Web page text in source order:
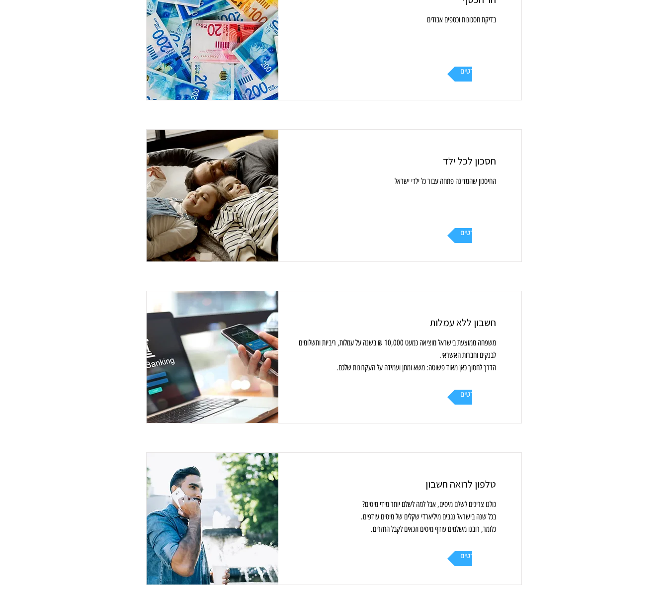
בדיקת חסכונות וכספים אבודים
עוד פרטים
חסכון לכל ילד
החיסכון שהמדינה פתחה עבור כל ילדי ישראל
עוד פרטים
חשבון ללא עמלות
משפחה ממוצעת בישראל מוציאה כמעט 10,000 ₪ בשנה על עמלות, ריביות ותשלומים
לבנקים וחברות האשראי.
הדרך לחסוך כאן מאוד פשוטה: משא ומתן ועמידה על העקרונות שלכם.
עוד פרטים
טלפון לרואה חשבון
כולנו צריכים לשלם מיסים, אבל למה לשלם יותר מידי מיסים?
בכל שנה בישראל נגבים מיליארדי שקלים של מיסים עודפים.
כלומר, רובנו משלמים עודף מיסים וזכאים לקבל החזרים.
עוד פרטים